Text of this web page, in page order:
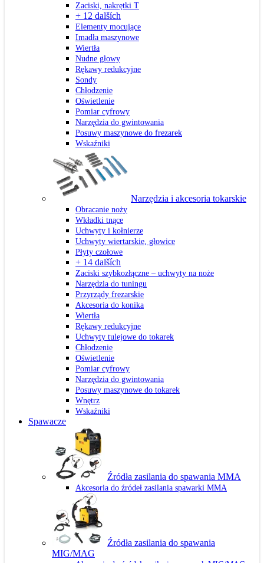
Zaciski, nakrętki T
+ 12 dalších
Elementy mocujące
Imadła maszynowe
Wiertła
Nudne głowy
Rękawy redukcyjne
Sondy
Chłodzenie
Oświetlenie
Pomiar cyfrowy
Narzędzia do gwintowania
Posuwy maszynowe do frezarek
Wskaźniki
Narzędzia i akcesoria tokarskie
Obracanie noży
Wkładki tnące
Uchwyty i kołnierze
Uchwyty wiertarskie, głowice
Płyty czołowe
+ 14 dalších
Zaciski szybkozłączne – uchwyty na noże
Narzędzia do tuningu
Przyrządy frezarskie
Akcesoria do konika
Wiertła
Rękawy redukcyjne
Uchwyty tulejowe do tokarek
Chłodzenie
Oświetlenie
Pomiar cyfrowy
Narzędzia do gwintowania
Posuwy maszynowe do tokarek
Wnętrz
Wskaźniki
Spawacze
Źródła zasilania do spawania MMA
Akcesoria do źródeł zasilania spawarki MMA
Źródła zasilania do spawania
MIG/MAG